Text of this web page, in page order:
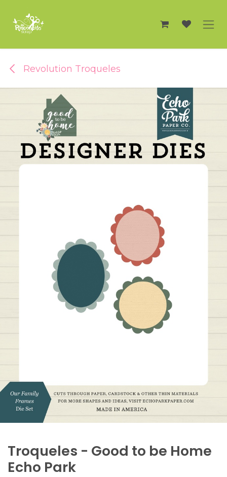
Revolution Troqueles
Troqueles - Good to be Home
Echo Park